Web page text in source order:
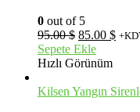
0 out of 5
95.00$ Orijinal
fiyat:
95.00 $.
85.00 $Şu
Sepete Ekle
Hızlı Görünüm
Kilsen Yangın